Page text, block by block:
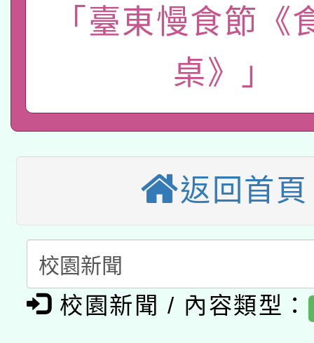
業技術研究院辦理「
用水績優單位及節水達
115年8月22日(星期六
桃園市孔廟祈福系列
開 智慧啟航」
2026年桃園地景藝術
本校115學年度第2次
招)
適應運動共學行動站研
本館辦理115年度閱讀
暨閱讀推動專業研習
科技賦能─人工智慧
礎課程
A3數位素養講師名單
「數位內容與教學軟體
pilot」
有關大陸委員會函釋公
轉知經濟部水利署委託
「臺東慢食節《
桌》」
返回首頁
校園新聞 / 內容類型：